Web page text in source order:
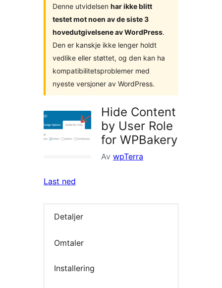
Denne utvidelsen har ikke blitt
testet mot noen av de siste 3
hovedutgivelsene av WordPress.
Den er kanskje ikke lenger holdt
vedlike eller støttet, og den kan ha
kompatibilitetsproblemer med
nyeste versjoner av WordPress.
Hide Content
by User Role
for WPBakery
Av wpTerra
Last ned
Detaljer
Omtaler
Installering